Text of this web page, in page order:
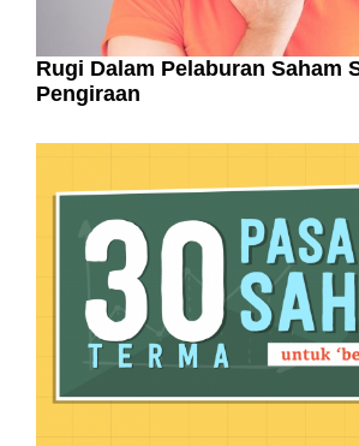
Rugi Dalam Pelaburan Saham
Pengiraan